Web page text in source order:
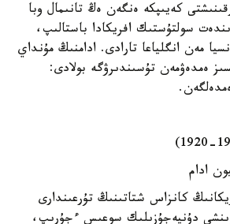
كەيىپكە ەنگەن ەڭ تانىمال وبا
سولتۇستىك افريكادا باستالىپ،
مەن انگلياعا تارادى. ادامنىڭ مۇنداي
ەمدەۋمەن تۇسىندىرۋگە بولادى:
كانزاس شتاتىنىڭ تۇرعىندارى
دۇنيەجۇزىلىك سوعىس ءجۇرىپ،